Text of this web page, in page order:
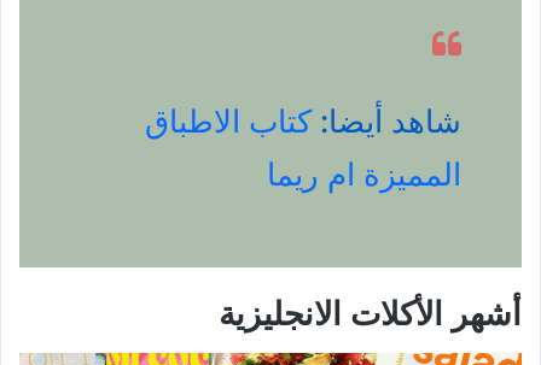
شاهد أيضا:كتاب الاطباق
المميزة ام ريما
أشهر الأكلات الانجليزية